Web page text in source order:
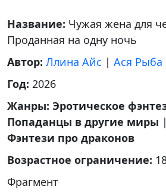
Название: Чужая жена для
Проданная на одну ночь
Автор: Ллина Айс | Ася Рыба
Год: 2026
Жанры: Эротическое
Попаданцы в другие миры |
Фэнтези про драконов
Возрастное ограничение:
Фрагмент